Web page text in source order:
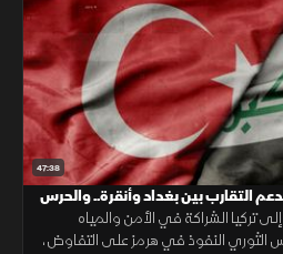
47:38
التقارب بين بغداد وأنقرة.. والحرس
تركيا الشراكة في الأمن والمياه
الثوري النفوذ في هرمز على التفاوض،